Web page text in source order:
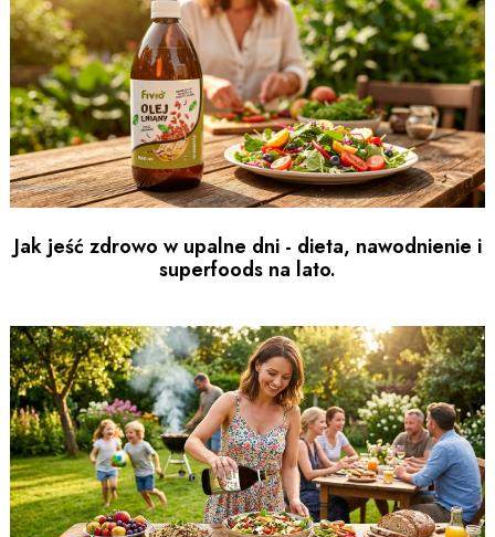
Jak jeść zdrowo w upalne dni - dieta, nawodnienie i
superfoods na lato.